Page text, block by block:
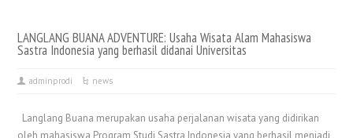
LANGLANG BUANA ADVENTURE: Usaha Wisata Alam Mahasiswa
Sastra Indonesia yang berhasil didanai Universitas
adminprodi news
Langlang Buana merupakan usaha perjalanan wisata yang didirikan
oleh mahasiswa Program Studi Sastra Indonesia yang berhasil menjadi